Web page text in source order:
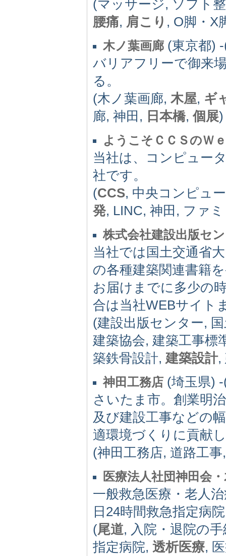
(マッサージ, ソフト
腰痛, 肩こり , O脚・X
木ノ葉画廊 (東京都)
バリアフリーで御来
る。
(木ノ葉画廊, 木屋, ギ
廊, 神田, 日本橋,個展)
ようこそＣＣＳのＷ
当社は、コンピュー
社です。
(CCS, 中央コンピュ
発, LINC, 神田, ファ
株式会社建設出版セ
当社では国土交通省
の各種建築関連書籍
お届けまでに多少の
合は当社WEBサイト
(建設出版センター,
建築協会, 建築工事標
築鉄骨設計, 建築設計,
神田工務店 (埼玉県)
さいたま市。創業明
及び建設工事などの
適環境づくりに貢献
(神田工務店, 道路工
医療法人社団神田会
一般救急医療・老人
日24時間救急指定病
(尾道, 入院・退院の
指定病院, 透析医療,